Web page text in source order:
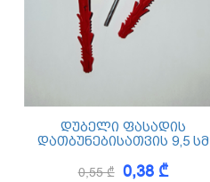
კედლის შემოსვები
Dekor
დუბელი ფასადის
დათბუნებისათვის 9,5 სმ
0,55 ₾ 0,38 ₾